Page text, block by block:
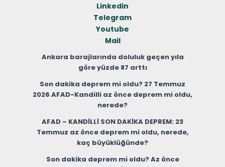
Linkedin
Telegram
Youtube
Mail
Ankara barajlarında doluluk geçen yıla
göre yüzde 87 arttı
Son dakika deprem mi oldu? 27 Temmuz
2026 AFAD-Kandilli az önce deprem mi oldu,
nerede?
AFAD – KANDİLLİ SON DAKİKA DEPREM: 23
Temmuz az önce deprem mi oldu, nerede,
kaç büyüklüğünde?
Son dakika deprem mi oldu? Az önce